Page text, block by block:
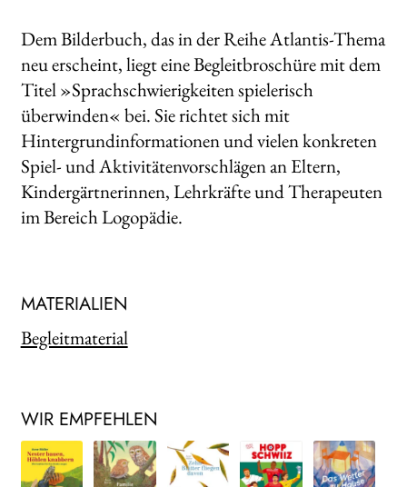
Dem Bilderbuch, das in der Reihe Atlantis-Thema
neu erscheint, liegt eine Begleitbroschüre mit dem
Titel »Sprachschwierigkeiten spielerisch
überwinden« bei. Sie richtet sich mit
Hintergrundinformationen und vielen konkreten
Spiel- und Aktivitätenvorschlägen an Eltern,
Kindergärtnerinnen, Lehrkräfte und Therapeuten
im Bereich Logopädie.
MATERIALIEN
Begleitmaterial
WIR EMPFEHLEN